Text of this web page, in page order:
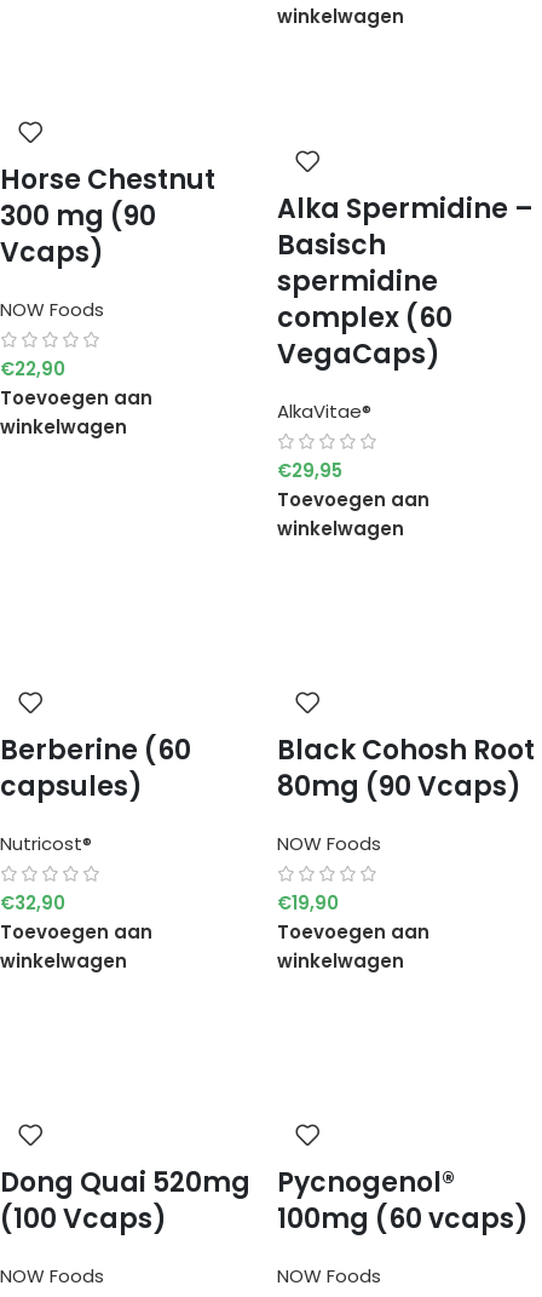
winkelwagen
Horse Chestnut
300 mg (90
Vcaps)
NOW Foods
€22,90
Toevoegen aan
winkelwagen
Alka Spermidine –
Basisch
spermidine
complex (60
VegaCaps)
AlkaVitae®
€29,95
Toevoegen aan
winkelwagen
Berberine (60
capsules)
Nutricost®
€32,90
Toevoegen aan
winkelwagen
Black Cohosh Root
80mg (90 Vcaps)
NOW Foods
€19,90
Toevoegen aan
winkelwagen
Dong Quai 520mg
(100 Vcaps)
NOW Foods
Pycnogenol®
100mg (60 vcaps)
NOW Foods